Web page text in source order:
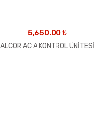
5,650.00₺
ALCOR AC A KONTROL ÜNİTESİ